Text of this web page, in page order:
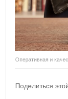
Оперативная и
Поделиться